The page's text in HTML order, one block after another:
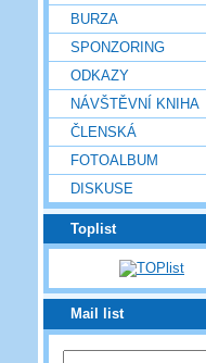
BURZA
SPONZORING
ODKAZY
NÁVŠTĚVNÍ KNIHA
ČLENSKÁ
FOTOALBUM
DISKUSE
Toplist
Mail list